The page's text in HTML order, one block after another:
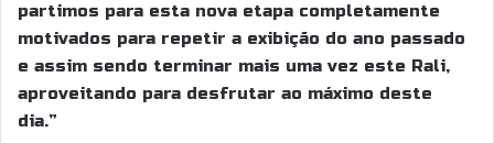
partimos para esta nova etapa completamente
motivados para repetir a exibição do ano passado
e assim sendo terminar mais uma vez este Rali,
aproveitando para desfrutar ao máximo deste
dia.”